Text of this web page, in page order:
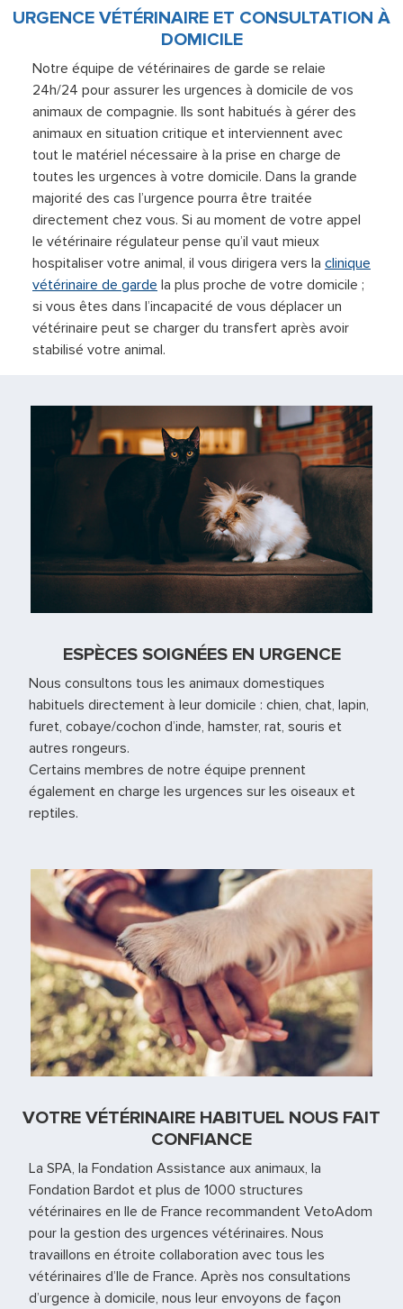
URGENCE VÉTÉRINAIRE ET CONSULTATION À
DOMICILE
Notre équipe de vétérinaires de garde se relaie
24h/24 pour assurer les urgences à domicile de vos
animaux de compagnie. Ils sont habitués à gérer des
animaux en situation critique et interviennent avec
tout le matériel nécessaire à la prise en charge de
toutes les urgences à votre domicile. Dans la grande
majorité des cas l’urgence pourra être traitée
directement chez vous. Si au moment de votre appel
le vétérinaire régulateur pense qu’il vaut mieux
hospitaliser votre animal, il vous dirigera vers la clinique
vétérinaire de garde la plus proche de votre domicile ;
si vous êtes dans l’incapacité de vous déplacer un
vétérinaire peut se charger du transfert après avoir
stabilisé votre animal.
ESPÈCES SOIGNÉES EN URGENCE
Nous consultons tous les animaux domestiques
habituels directement à leur domicile : chien, chat, lapin,
furet, cobaye/cochon d’inde, hamster, rat, souris et
autres rongeurs.
Certains membres de notre équipe prennent
également en charge les urgences sur les oiseaux et
reptiles.
VOTRE VÉTÉRINAIRE HABITUEL NOUS FAIT
CONFIANCE
La SPA, la Fondation Assistance aux animaux, la
Fondation Bardot et plus de 1000 structures
vétérinaires en Ile de France recommandent VetoAdom
pour la gestion des urgences vétérinaires. Nous
travaillons en étroite collaboration avec tous les
vétérinaires d’Ile de France. Après nos consultations
d’urgence à domicile, nous leur envoyons de façon